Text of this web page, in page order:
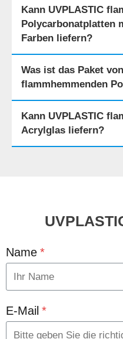
Kann UVPLASTIC
Polycarbonatplatten
Farben liefern?
Was ist das Paket
flammhemmenden
Kann UVPLASTIC
Acrylglas liefern?
Name *
E-Mail *